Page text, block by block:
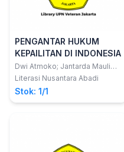
PENGANTAR HUKUM
KEPAILITAN DI INDONESIA
Dwi Atmoko; Jantarda Mauli
Hutagalung
Literasi Nusantara Abadi
Stok: 1/1